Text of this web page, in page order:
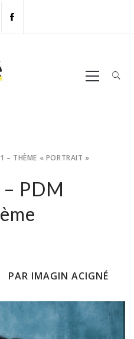
Primary
Menu
THÈME « PORTRAIT »
PDM
PAR IMAGIN ACIGNÉ